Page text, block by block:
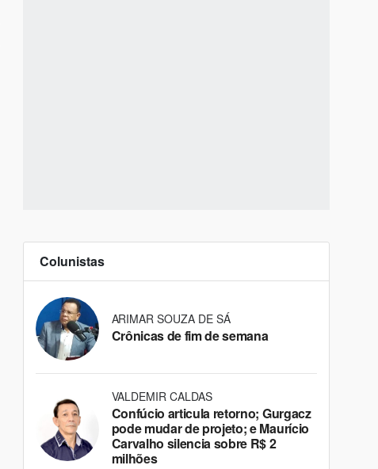
Colunistas
ARIMAR SOUZA DE SÁ
Crônicas de fim de semana
VALDEMIR CALDAS
Confúcio articula retorno; Gurgacz
pode mudar de projeto; e Maurício
Carvalho silencia sobre R$ 2
milhões